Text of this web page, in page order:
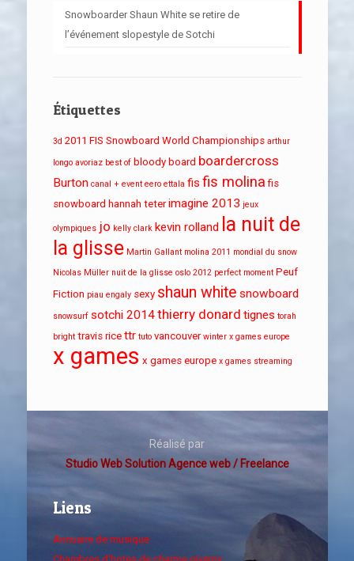
Snowboarder Shaun White se retire de
l’événement slopestyle de Sotchi
Étiquettes
3d 2011 FIS Snowboard World Championships arthur
longo avoriaz best of bloody board boardercross
Burton canal + event eero ettala fis fis molina fis
snowboard hannah teter imagine 2013 jeux
olympiques jo kelly clark kevin rolland la nuit de
la glisse Martin Gallant molina 2011 mondial du snow
Nicolas Müller nuit de la glisse oslo 2012 perfect moment Peuf
Fiction piau engaly sexy shaun white snowboard
snowsurf sotchi 2014thierry donard tignes torah
bright travis rice ttr tuto vancouver winter x games europe
x games x games europe x games streaming
Réalisé par
Studio Web Solution Agence web / Freelance
Liens
Annuaire de musique